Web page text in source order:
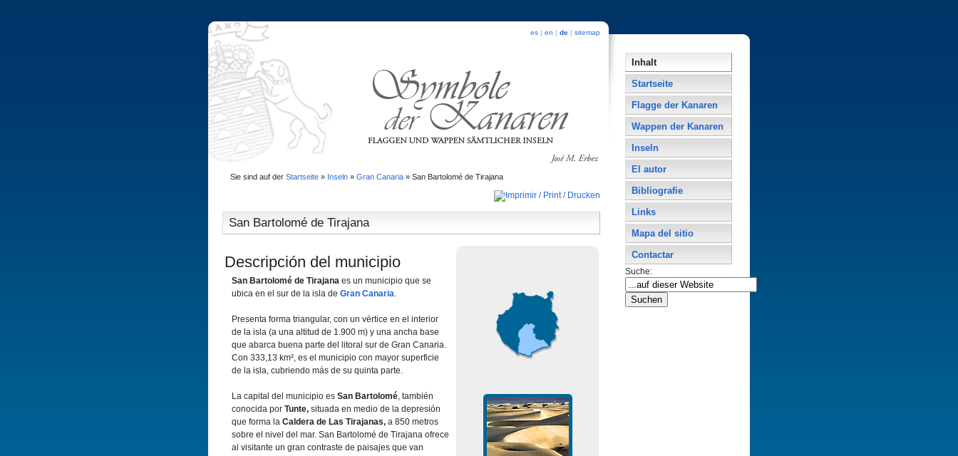
es | en | de | sitemap
Sie sind auf der Startseite» Inseln» Gran Canaria» San Bartolomé de Tirajana
San Bartolomé de Tirajana
Descripción del municipio
San Bartolomé de Tirajana es un municipio que se
ubica en el sur de la isla de Gran Canaria.
Presenta forma triangular, con un vértice en el interior
de la isla (a una altitud de 1.900 m) y una ancha base
que abarca buena parte del litoral sur de Gran Canaria.
Con 333,13 km², es el municipio con mayor superficie
de la isla, cubriendo más de su quinta parte.
La capital del municipio es San Bartolomé, también
conocida por Tunte, situada en medio de la depresión
que forma la Caldera de Las Tirajanas, a 850 metros
sobre el nivel del mar. San Bartolomé de Tirajana ofrece
al visitante un gran contraste de paisajes que van
Inhalt
Startseite
Flagge der Kanaren
Wappen der Kanaren
Inseln
El autor
Bibliografie
Links
Mapa del sitio
Contactar
Suche: